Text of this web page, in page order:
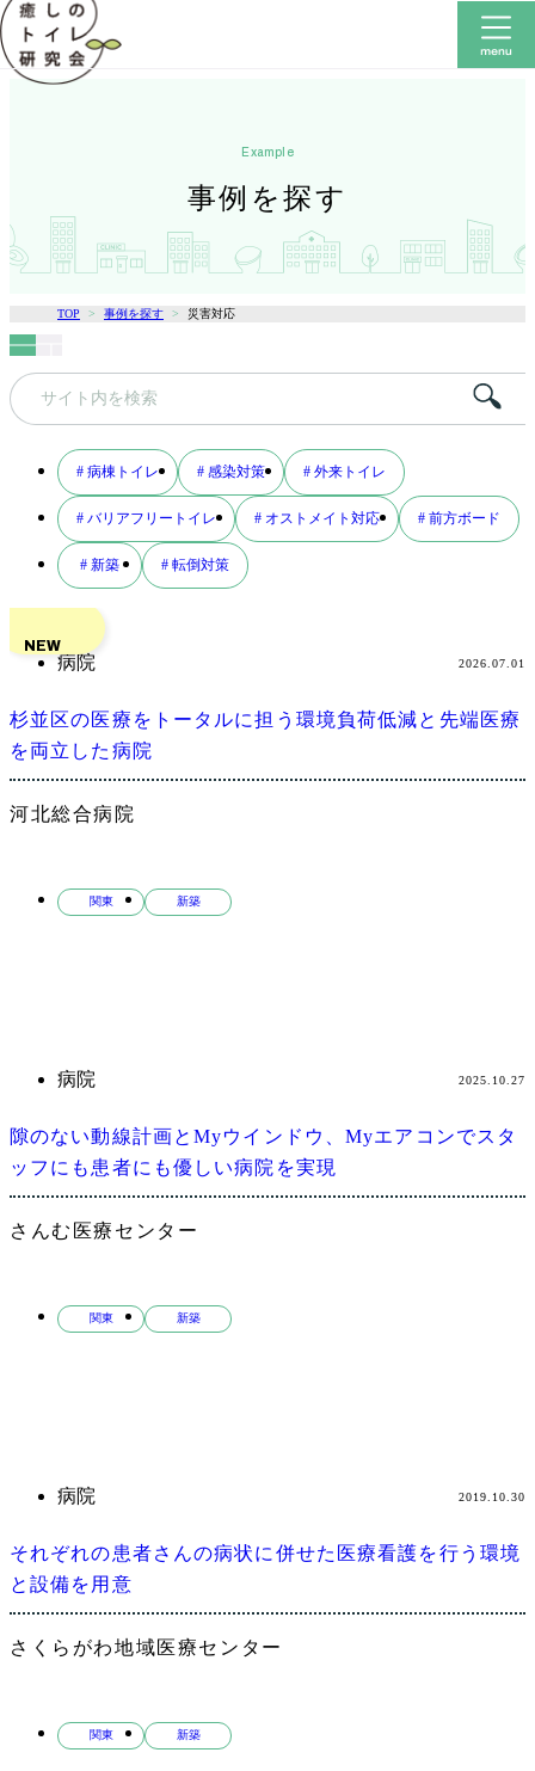
事例を探す
example
TOP 事例を探す 災害対応
杉並区の医療をトータルに担う環境負荷低減と先端医療
を両立した病院
NEW
病院 2026.07.01
河北総合病院
関東 新築
隙のない動線計画とMyウインドウ、Myエアコンでスタ
ッフにも患者にも優しい病院を実現
病院 2025.10.27
さんむ医療センター
関東 新築
それぞれの患者さんの病状に併せた医療看護を行う環境
と設備を用意
病院 2019.10.30
さくらがわ地域医療センター
関東 新築
キ
# 病棟トイレ # 感染対策 # 外来トイレ
# バリアフリートイレ # オストメイト対応 # 前方ボード
# 新築 # 転倒対策